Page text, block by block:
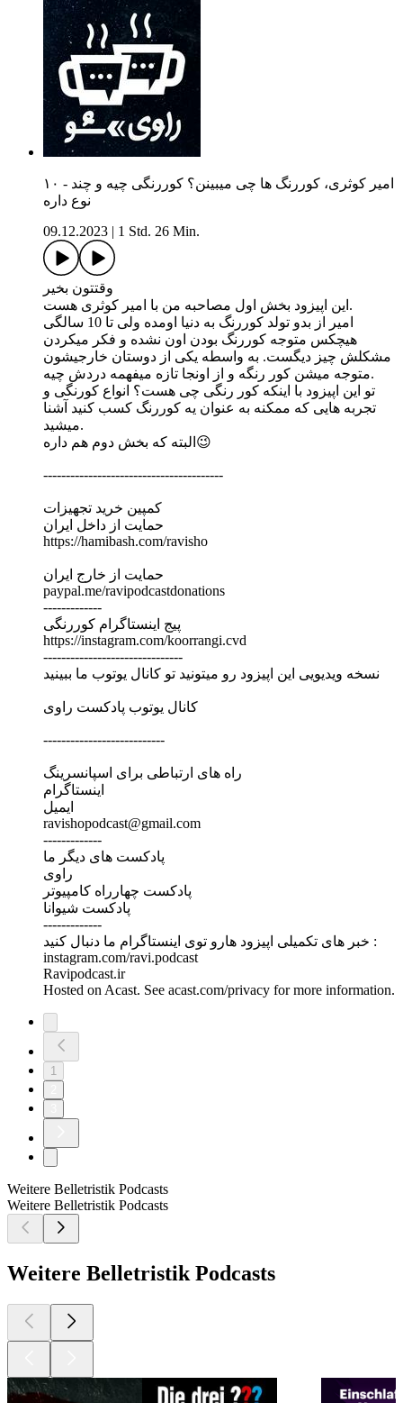
۱۰ - امیر کوثری، کوررنگ ها چی میبینن؟ کوررنگی چیه و چند
نوع داره
09.12.2023
1 Std. 26 Min.
وقتتون بخیر
این اپیزود بخش اول مصاحبه من با امیر کوثری هست.
امیر از بدو تولد کوررنگ به دنیا اومده ولی تا 10 سالگی
هیچکس متوجه کوررنگ بودن اون نشده و فکر میکردن
مشکلش چیز دیگست. به واسطه یکی از دوستان خارجیشون
متوجه میشن کور رنگه و از اونجا تازه میفهمه دردش چیه.
تو این اپیزود با اینکه کور رنگی چی هست؟ انواع کورنگی و
تجربه هایی که ممکنه به عنوان یه کوررنگ کسب کنید آشنا
میشید.
البته که بخش دوم هم داره😉
----------------------------------------
کمپین خرید تجهیزات
حمایت از داخل ایران
https://hamibash.com/ravisho
حمایت از خارج ایران
paypal.me/ravipodcastdonations
-------------
پیج اینستاگرام کوررنگی
https://instagram.com/koorrangi.cvd
-------------------------------
نسخه ویدیویی این اپیزود رو میتونید تو کانال یوتوب ما ببینید
کانال یوتوب پادکست راوی
---------------------------
راه های ارتباطی برای اسپانسرینگ
اینستاگرام
ایمیل
ravishopodcast@gmail.com
-------------
پادکست های دیگر ما
راوی
پادکست چهارراه کامپیوتر
پادکست شیوانا
-------------
خبر های تکمیلی اپیزود هارو توی اینستاگرام ما دنبال کنید :
instagram.com/ravi.podcast
Ravipodcast.ir
Hosted on Acast. See acast.com/privacy for more information.
1
Weitere Belletristik Podcasts
Weitere Belletristik Podcasts
Weitere Belletristik Podcasts